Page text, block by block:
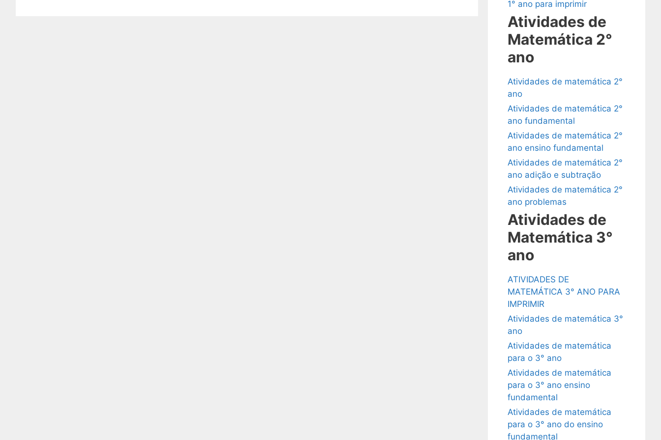
1° ano para imprimir
Atividades de
Matemática 2°
ano
Atividades de matemática 2°
ano
Atividades de matemática 2°
ano fundamental
Atividades de matemática 2°
ano ensino fundamental
Atividades de matemática 2°
ano adição e subtração
Atividades de matemática 2°
ano problemas
Atividades de
Matemática 3°
ano
ATIVIDADES DE
MATEMÁTICA 3° ANO PARA
IMPRIMIR
Atividades de matemática 3°
ano
Atividades de matemática
para o 3° ano
Atividades de matemática
para o 3° ano ensino
fundamental
Atividades de matemática
para o 3° ano do ensino
fundamental